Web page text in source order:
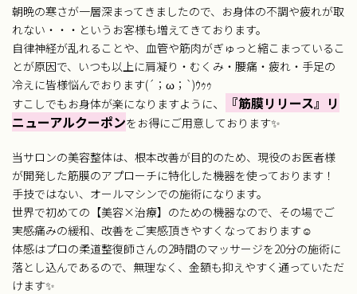
朝晩の寒さが一層深まってきましたので、お身体の不調や疲れが取
れない・・・というお客様も増えてきております。
自律神経が乱れることや、血管や筋肉がぎゅっと縮こまっているこ
とが原因で、いつも以上に肩凝り・むくみ・腰痛・疲れ・手足の
冷えに皆様悩んでおります(´；ω；`)ｳｩｩ
すこしでもお身体が楽になりますように、
『筋膜リリース』リ
ニューアルクーポンをお得にご用意しております✨
当サロンの美容整体は、根本改善が目的のため、現役のお医者様
が開発した筋膜のアプローチに特化した機器を使っております！
手技ではない、オールマシンでの施術になります。
世界で初めての【美容×治療】のための機器なので、その場でご
実感痛みの緩和、改善をご実感頂きやすくなっております☺
体感はプロの柔道整復師さんの2時間のマッサージを20分の施術に
落とし込んであるので、無理なく、金額も抑えやすく通っていただ
けます✨